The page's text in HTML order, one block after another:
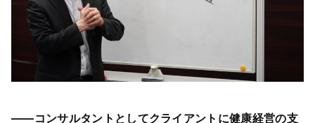
――コンサルタントとしてクライアントに健康経営の支